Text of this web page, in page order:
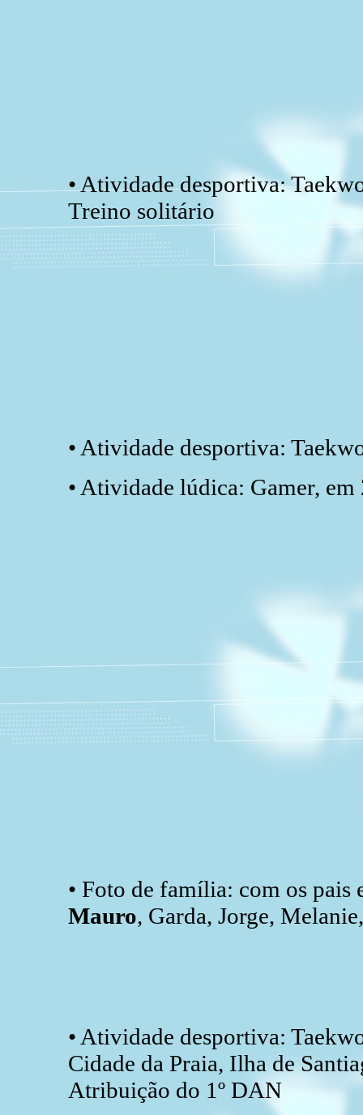
• Atividade desportiva:
Treino solitário
• Atividade desportiva:
• Atividade lúdica: Gamer,
• Foto de família: com os pais
Mauro, Garda, Jorge,
• Atividade desportiva:
Cidade da Praia, Ilha de
Atribuição do 1º DAN